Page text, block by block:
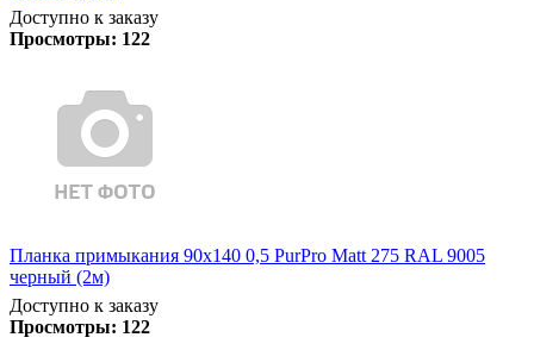
Доступно к заказу
Просмотры: 122
Планка примыкания 90х140 0,5 PurPro Matt 275 RAL 9005
черный (2м)
Доступно к заказу
Просмотры: 122